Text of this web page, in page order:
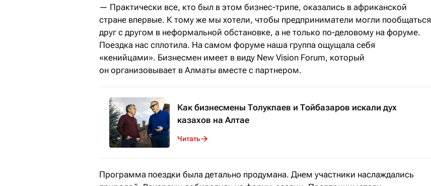
— Практически все, кто был в этом бизнес-трипе, оказались в африканской
стране впервые. К тому же мы хотели, чтобы предприниматели могли пообщаться
друг с другом в неформальной обстановке, а не только по-деловому на форуме.
Поездка нас сплотила. На самом форуме наша группа ощущала себя
«кенийцами». Бизнесмен имеет в виду New Vision Forum, который
он организовывает в Алматы вместе с партнером.
Как бизнесмены Толукпаев и Тойбазаров искали дух
казахов на Алтае
Читать
Программа поездки была детально продумана. Днем участники наслаждались